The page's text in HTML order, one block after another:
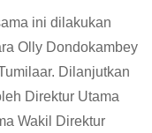
ini dilakukan
Olly Dondokambey
Dilanjutkan
Direktur Utama
Wakil Direktur